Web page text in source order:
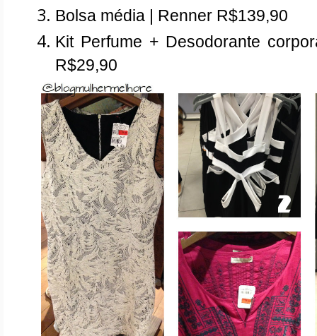
Bolsa média | Renner R$139,90
Kit Perfume + Desodorante
R$29,90